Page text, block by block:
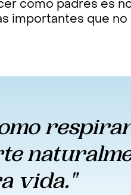
como padres es
importantes que
vida."